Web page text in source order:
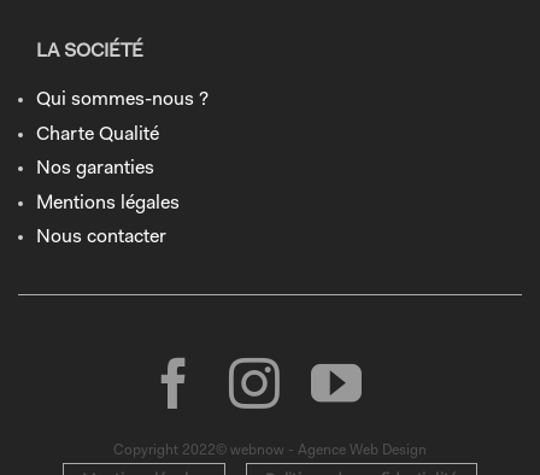
LA SOCIÉTÉ
Qui sommes-nous ?
Charte Qualité
Nos garanties
Mentions légales
Nous contacter
Copyright 2022© webnow - Agence Web Design